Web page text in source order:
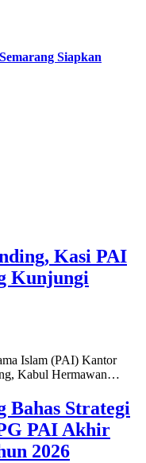
Siapkan
Kasi PAI
Kunjungi
Islam (PAI) Kantor
Kabul Hermawan…
Bahas Strategi
PAI Akhir
2026